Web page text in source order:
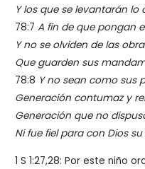
Y los que se levantarán lo
78:7A fin de que pongan
Y no se olviden de las
Que guarden sus
78:8 Y no sean como sus
Generación contumaz y
Generación que no
Ni fue fiel para con Dios su
1 S 1:27,28: Por este niño